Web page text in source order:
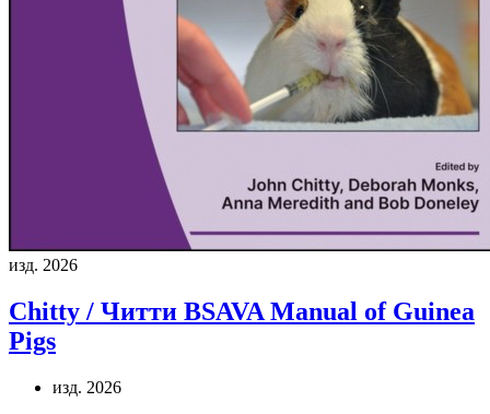
изд. 2026
Chitty / Читти BSAVA Manual of Guinea
Pigs
изд. 2026